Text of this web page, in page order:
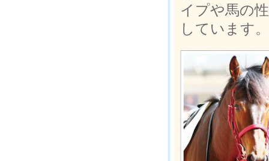
イプや馬の
しています。